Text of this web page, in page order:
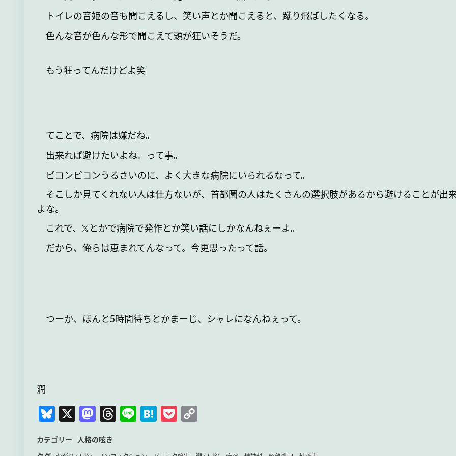
トイレの音姫の音も聞こえるし、笑い声とか聞こえると、蹴り飛ばしたくなる。
色んな音が色んな形で聞こえて頭が狂いそうだ。
もう狂ってんだけどよ笑
てことで、病院は嫌だね。
出来れば避けたいよね。って事。
ピコンピコンうるさいのに、よく大きな病院にいられるなって。
そこしか見てくれない人は仕方ないが、首都圏の人はたくさんの選択肢があるから避けることが出
よな。
これで、𝕏とかで病院で発作とか笑い話にしかなんねぇーよ。
だから、俺らは恵まれてんなって。今更思ったって話。
つーか、ほんと5時間待ちとかまーじ、シャレになんねぇって。
潤
Bl
u
e
X M
a
st
T
hr
Li
n
H
at
P
o
カテゴリー
人格の呟き